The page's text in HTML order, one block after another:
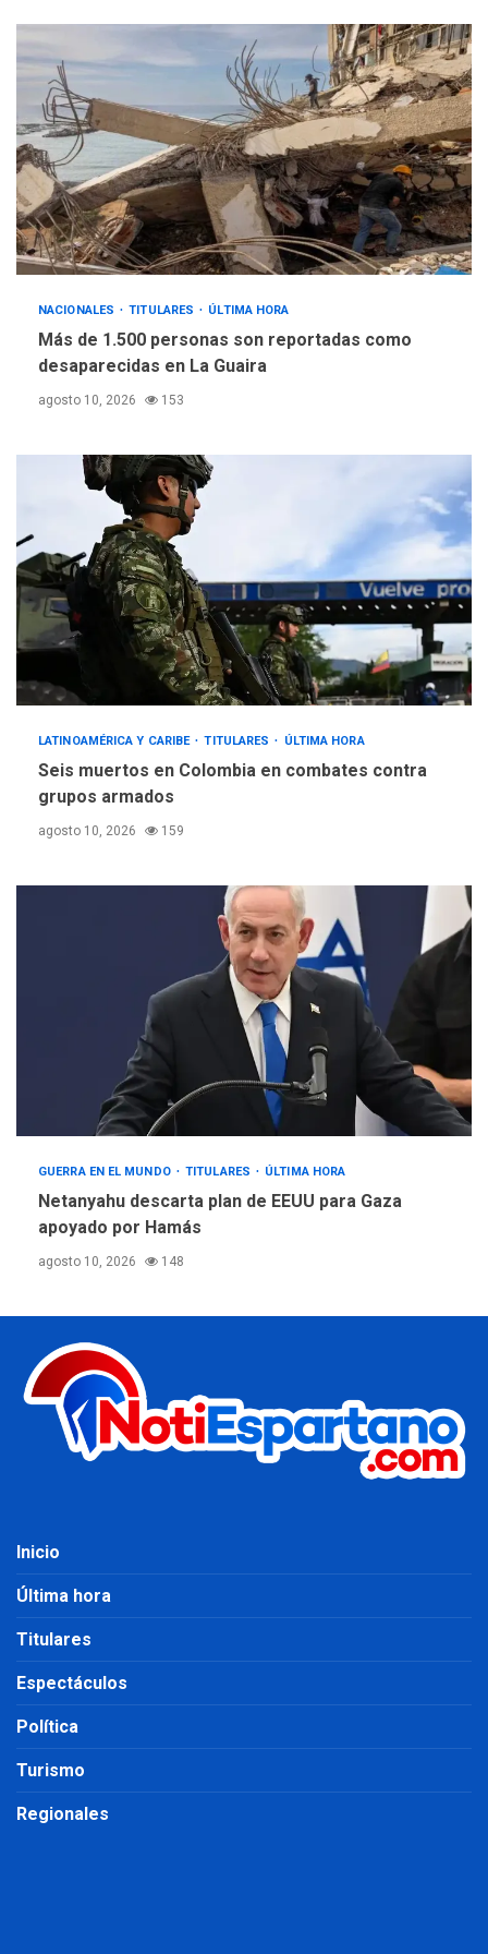
NACIONALES TITULARES ÚLTIMA HORA
Más de 1.500 personas son reportadas como
desaparecidas en La Guaira
agosto 10, 2026 153
LATINOAMÉRICA Y CARIBE TITULARES ÚLTIMA HORA
Seis muertos en Colombia en combates contra
grupos armados
agosto 10, 2026 159
GUERRA EN EL MUNDO TITULARES ÚLTIMA HORA
Netanyahu descarta plan de EEUU para Gaza
apoyado por Hamás
agosto 10, 2026 148
Inicio
Última hora
Titulares
Espectáculos
Política
Turismo
Regionales